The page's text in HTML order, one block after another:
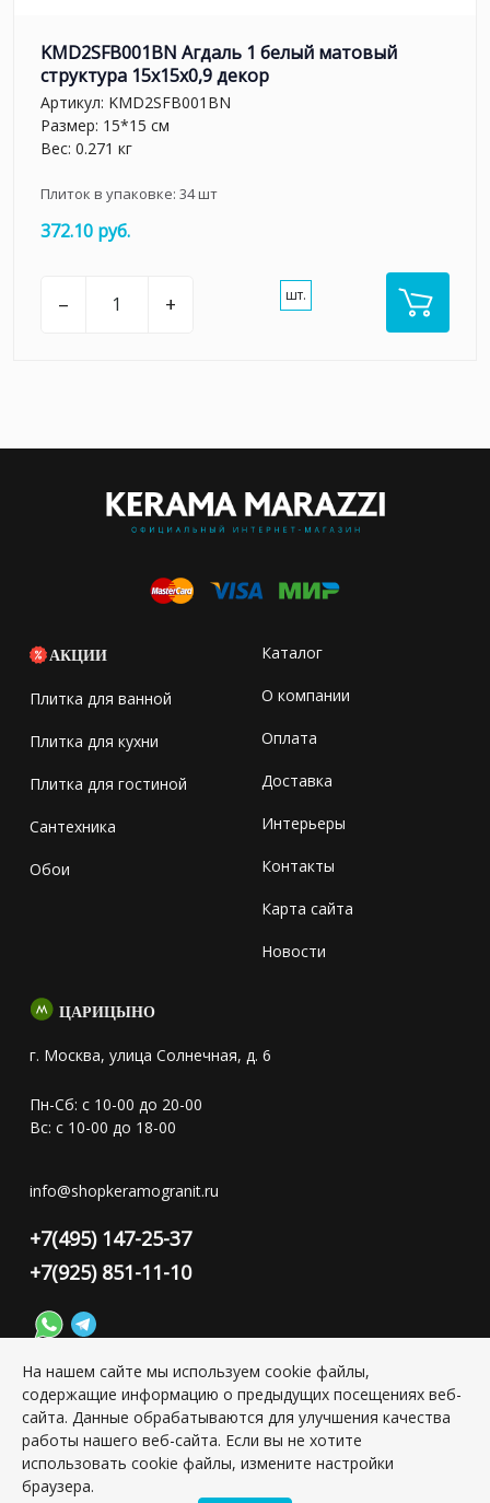
KMD2SFB001BN Агдаль 1 белый матовый
структура 15x15x0,9 декор
Артикул: KMD2SFB001BN
Размер: 15*15 см
Вес: 0.271 кг
Плиток в упаковке: 34шт
372.10 руб.
– + шт.
АКЦИИ
Плитка для ванной
Плитка для кухни
Плитка для гостиной
Сантехника
Обои
Каталог
О компании
Оплата
Доставка
Интерьеры
Контакты
Карта сайта
Новости
ЦАРИЦЫНО
г. Москва, улица Солнечная, д. 6
Пн-Сб: с 10-00 до 20-00
Вс: с 10-00 до 18-00
info@shopkeramogranit.ru
+7(495) 147-25-37
+7(925) 851-11-10
Конфиденциальность персональной информации
Copyright © 2026 ИП Григорьян Юлия Сергеевна, ИНН:
501703338416
На нашем сайте мы используем cookie файлы,
содержащие информацию о предыдущих посещениях веб-
сайта. Данные обрабатываются для улучшения качества
работы нашего веб-сайта. Если вы не хотите
использовать cookie файлы, измените настройки
браузера.